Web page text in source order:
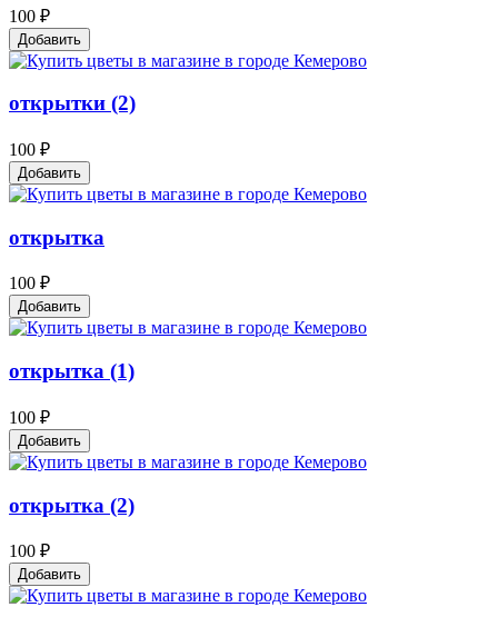
100 ₽
Добавить
открытки (2)
100 ₽
Добавить
открытка
100 ₽
Добавить
открытка (1)
100 ₽
Добавить
открытка (2)
100 ₽
Добавить